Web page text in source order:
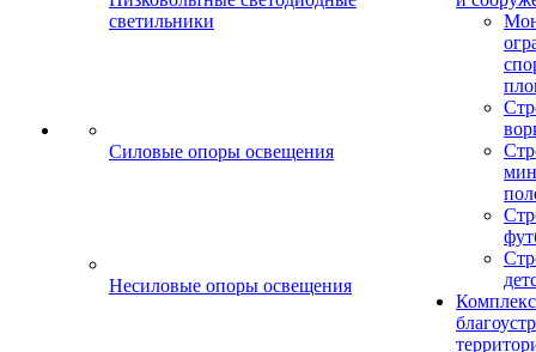
светильники
Силовые опоры освещения
Несиловые опоры освещения